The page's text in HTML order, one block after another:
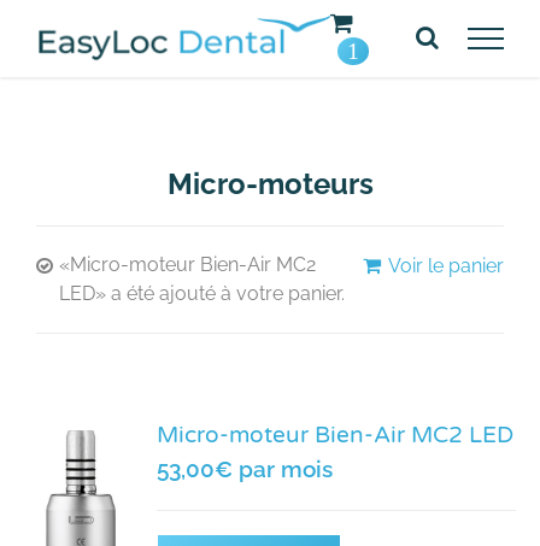
1
Micro-moteurs
Voir le panier
«Micro-moteur Bien-Air MC2
LED» a été ajouté à votre panier.
Micro-moteur Bien-Air MC2 LED
53,00€ par mois